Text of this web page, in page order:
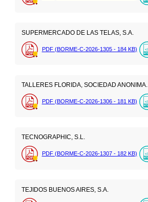
SUPERMERCADO DE LAS TELAS, S.A.
PDF (BORME-C-2026-1305 - 184 KB)
TALLERES FLORIDA, SOCIEDAD ANONIMA.
PDF (BORME-C-2026-1306 - 181 KB)
TECNOGRAPHIC, S.L.
PDF (BORME-C-2026-1307 - 182 KB)
TEJIDOS BUENOS AIRES, S.A.